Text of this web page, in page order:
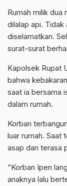
Rumah milik dua
dilalap api. Tidak
diselamatkan.
surat-surat
Kapolsek Rupat
bahwa
saat ia bersama
dalam rumah.
Korban
luar rumah. Saat
asap dan terasa
“Korban Ipen
anaknya lalu